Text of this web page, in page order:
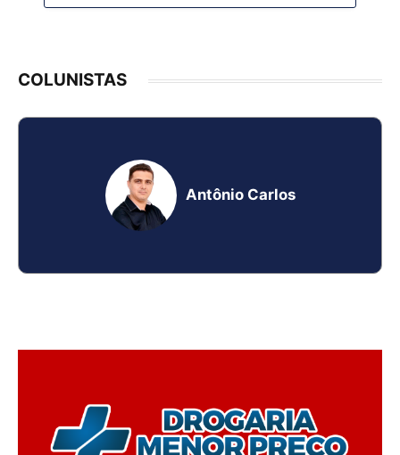
COLUNISTAS
Antônio Carlos